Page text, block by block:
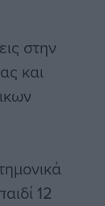
στην
και
12